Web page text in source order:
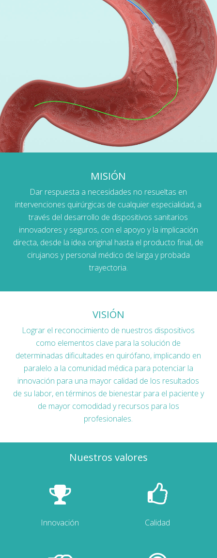
MISIÓN
Dar respuesta a necesidades no resueltas en
intervenciones quirúrgicas de cualquier especialidad, a
través del desarrollo de dispositivos sanitarios
innovadores y seguros, con el apoyo y la implicación
directa, desde la idea original hasta el producto final, de
cirujanos y personal médico de larga y probada
trayectoria.
VISIÓN
Lograr el reconocimiento de nuestros dispositivos
como elementos clave para la solución de
determinadas dificultades en quirófano, implicando en
paralelo a la comunidad médica para potenciar la
innovación para una mayor calidad de los resultados
de su labor, en términos de bienestar para el paciente y
de mayor comodidad y recursos para los
profesionales.
Nuestros valores
Innovación Calidad